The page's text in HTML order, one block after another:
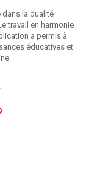
dans la dualité
travail en harmonie
a permis à
éducatives et